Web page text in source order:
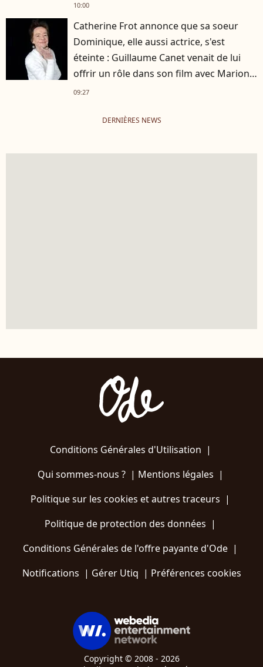
10:00
Catherine Frot annonce que sa soeur
Dominique, elle aussi actrice, s'est
éteinte : Guillaume Canet venait de lui
offrir un rôle dans son film avec Marion
Cotillard
09:27
DERNIÈRES NEWS
Conditions Générales d'Utilisation |
Qui sommes-nous ?| Mentions légales |
Politique sur les cookies et autres traceurs |
Politique de protection des données |
Conditions Générales de l'offre payante d'Ode |
Notifications | Gérer Utiq | Préférences cookies
Copyright © 2008 - 2026